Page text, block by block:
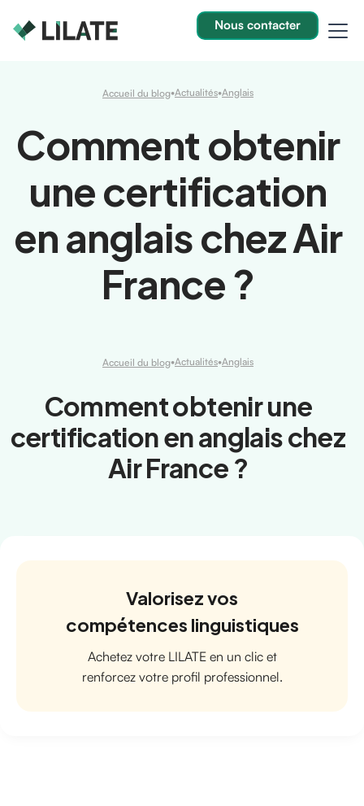
Nous contacter
Accueil du blog•Actualités•Anglais
Comment obtenir
une certification
en anglais chez Air
France ?
Accueil du blog•Actualités•Anglais
Comment obtenir une
certification en anglais chez
Air France ?
Valorisez vos
compétences linguistiques
Achetez votre LILATE en un clic et
renforcez votre profil professionnel.